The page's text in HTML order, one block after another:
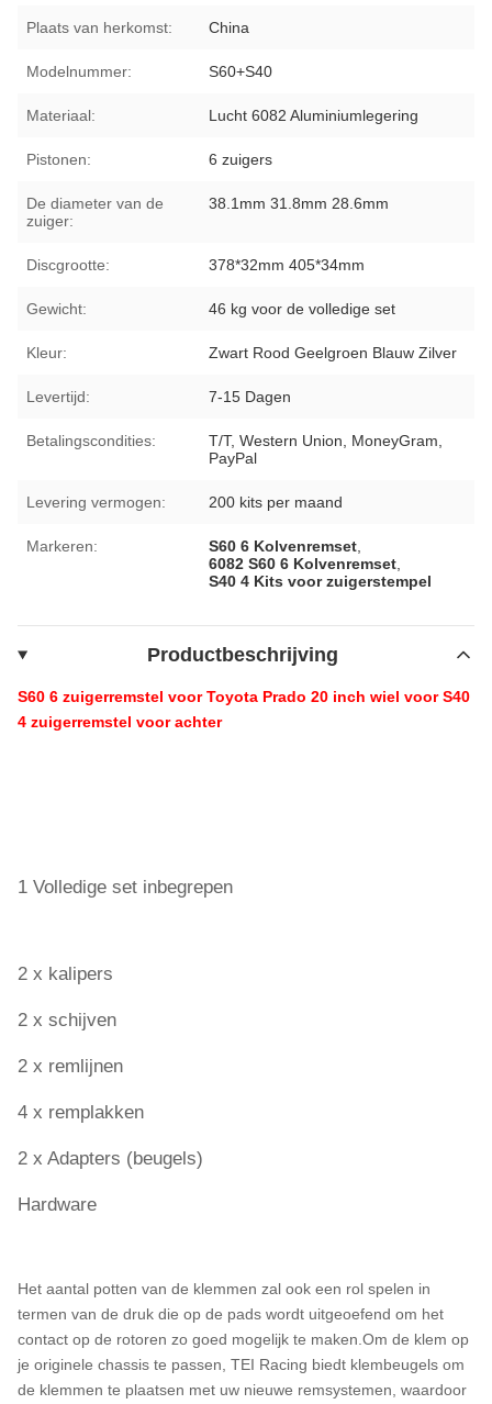
Plaats van herkomst: China
Modelnummer: S60+S40
Materiaal: Lucht 6082 Aluminiumlegering
Pistonen: 6 zuigers
De diameter van de
zuiger:
38.1mm 31.8mm 28.6mm
Discgrootte: 378*32mm 405*34mm
Gewicht: 46 kg voor de volledige set
Kleur: Zwart Rood Geelgroen Blauw Zilver
Levertijd: 7-15 Dagen
Betalingscondities:
T/T, Western Union, MoneyGram,
PayPal
Levering vermogen: 200 kits per maand
Markeren: S60 6 Kolvenremset
6082 S60 6 Kolvenremset
S40 4 Kits voor zuigerstempel
Productbeschrijving
S60 6 zuigerremstel voor Toyota Prado 20 inch wiel voor S40
4 zuigerremstel voor achter
1 Volledige set inbegrepen
2 x kalipers
2 x schijven
2 x remlijnen
4 x remplakken
2 x Adapters (beugels)
Hardware
Het aantal potten van de klemmen zal ook een rol spelen in
termen van de druk die op de pads wordt uitgeoefend om het
contact op de rotoren zo goed mogelijk te maken.Om de klem op
je originele chassis te passen, TEI Racing biedt klembeugels om
de klemmen te plaatsen met uw nieuwe remsystemen, waardoor